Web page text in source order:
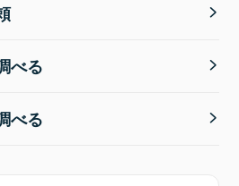
べる
べる